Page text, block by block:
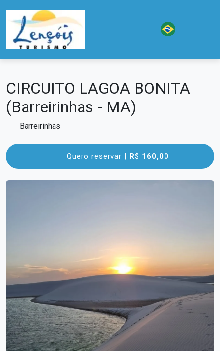
CIRCUITO LAGOA BONITA
(Barreirinhas - MA)
Barreirinhas
Quero reservar | R$ 160,00